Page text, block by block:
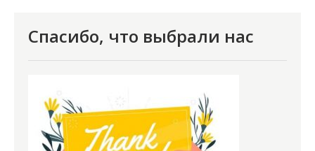
Спасибо, что выбрали нас